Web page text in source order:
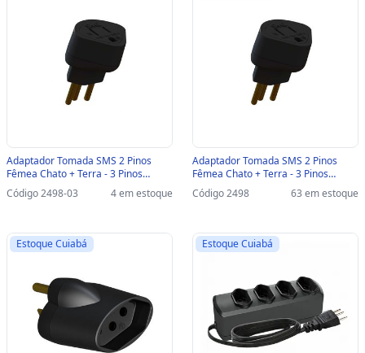
Adaptador Tomada SMS 2 Pinos
Fêmea Chato + Terra - 3 Pinos
Macho Redondo 10A Preto - 64120-
SINOP-03 - 64120
Código 2498-03 4 em estoque
Adaptador Tomada SMS 2 Pinos
Fêmea Chato + Terra - 3 Pinos
Macho Redondo 10A Preto - 64120 -
64120
Código 2498 63 em estoque
Estoque Cuiabá Estoque Cuiabá